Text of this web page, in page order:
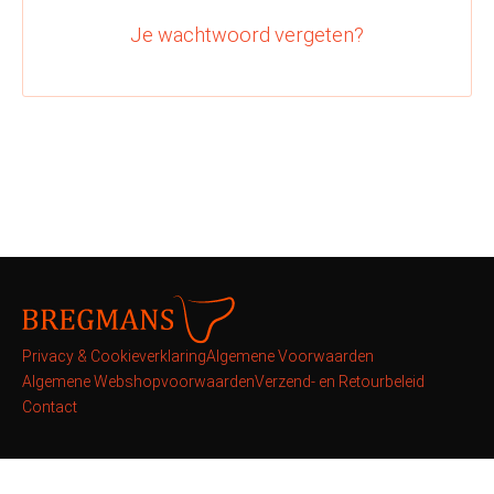
Je wachtwoord vergeten?
Privacy & CookieverklaringAlgemene Voorwaarden
Algemene WebshopvoorwaardenVerzend- en Retourbeleid
Contact